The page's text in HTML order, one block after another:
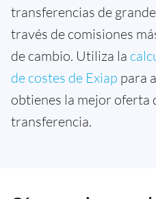
transferencias de
través de comisiones
de cambio. Utiliza la
de costes de Exiap para
obtienes la mejor oferta
transferencia.